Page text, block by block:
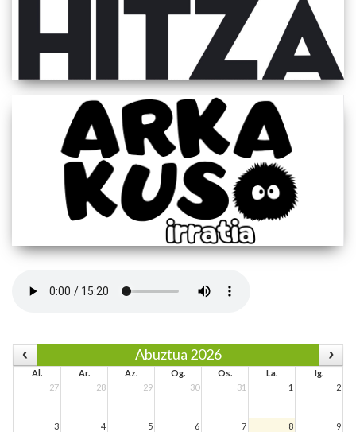
Abuztua 2026
Al. Ar. Az. Og. Os. La.
Ig.
27
28 29 30 31 1 2
3 4 5 6 7 8 9